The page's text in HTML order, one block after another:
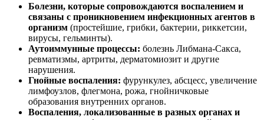
Болезни, которые сопровождаются воспалением и
связаны с проникновением инфекционных агентов в
организм (простейшие, грибки, бактерии, риккетсии,
вирусы, гельминты).
Аутоиммунные процессы: болезнь Либмана-Сакса,
ревматизмы, артриты, дерматомиозит и другие
нарушения.
Гнойные воспаления: фурункулез, абсцесс, увеличение
лимфоузлов, флегмона, рожа, гнойничковые
образования внутренних органов.
Воспаления, локализованные в разных органах и